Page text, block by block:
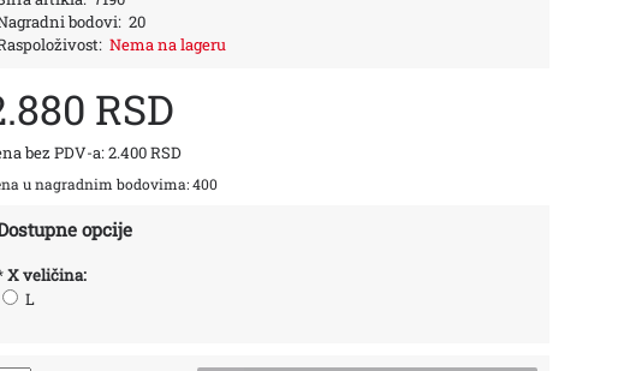
bodovi: 20
Nema na lageru
RSD
bez PDV-a: 2.400 RSD
u nagradnim bodovima: 400
opcije
X veličina:
L